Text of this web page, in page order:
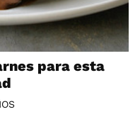
para esta